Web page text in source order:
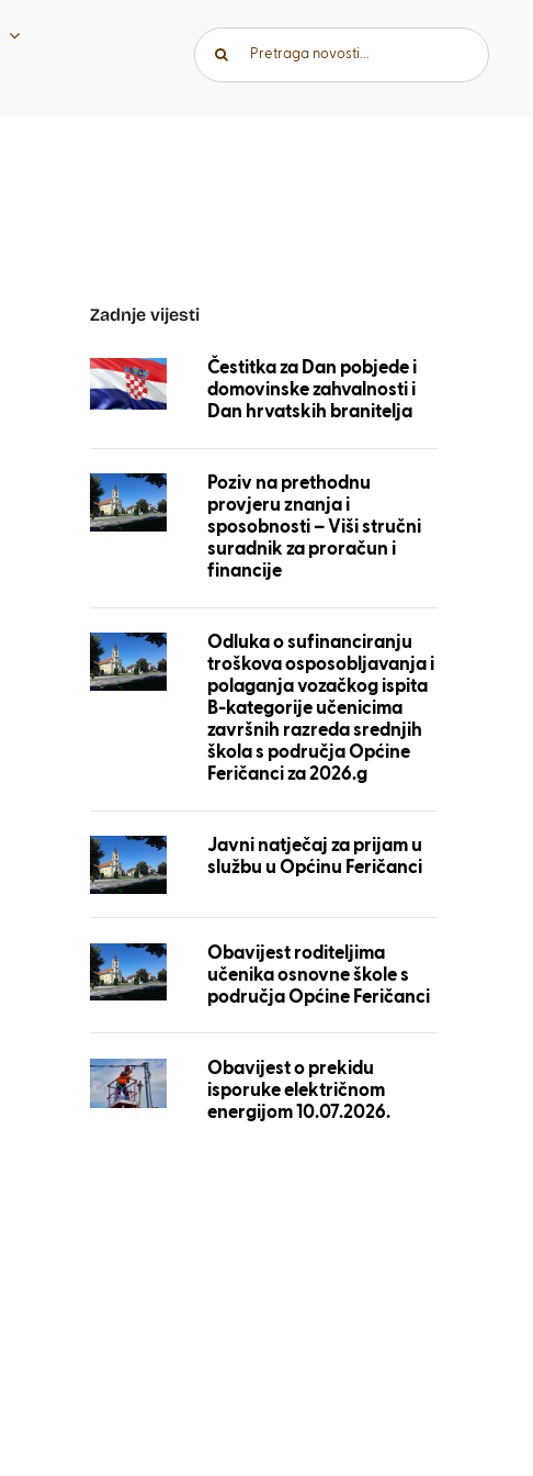
Traži...
Zadnje vijesti
Čestitka za Dan pobjede i
domovinske zahvalnosti i
Dan hrvatskih branitelja
Poziv na prethodnu
provjeru znanja i
sposobnosti – Viši stručni
suradnik za proračun i
financije
Odluka o sufinanciranju
troškova osposobljavanja i
polaganja vozačkog ispita
B-kategorije učenicima
završnih razreda srednjih
škola s područja Općine
Feričanci za 2026.g
Javni natječaj za prijam u
službu u Općinu Feričanci
Obavijest roditeljima
učenika osnovne škole s
područja Općine Feričanci
Obavijest o prekidu
isporuke električnom
energijom 10.07.2026.